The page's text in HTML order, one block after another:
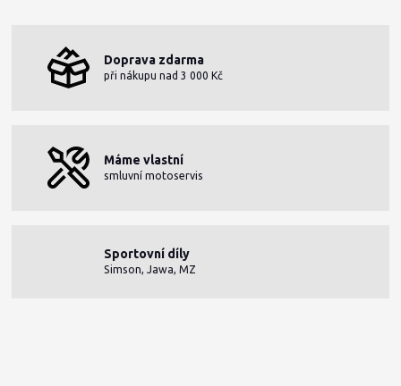
Doprava zdarma
při nákupu nad 3 000 Kč
Máme vlastní
smluvní motoservis
Sportovní díly
Simson, Jawa, MZ